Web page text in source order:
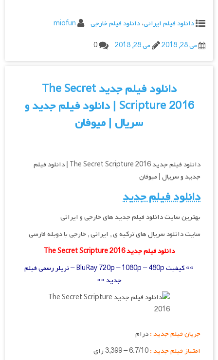
دانلود فیلم ایرانی،دانلود فیلم خارجی
miofun
می 28, 2018
می 28, 2018 0
دانلود فیلم جدید The Secret
Scripture 2016 | دانلود فیلم جدید و
سریال | میوفان
دانلود فیلم جدید The Secret Scripture 2016 | دانلود فیلم
جدید و سریال | میوفان
دانلود فیلم جدید
بهترین سایت دانلود فیلم جدید های خارجی و ایرانی
سایت دانلود سریال های ترکیه ی , ایرانی , خارجی با دوبله فارسی
دانلود فیلم جدید The Secret Scripture 2016
»» کیفیت BluRay 720p – 1080p – 480p – تریلر رسمی فیلم
جدید ««
جریان فیلم جدید :درام
امتیاز فیلم جدید :